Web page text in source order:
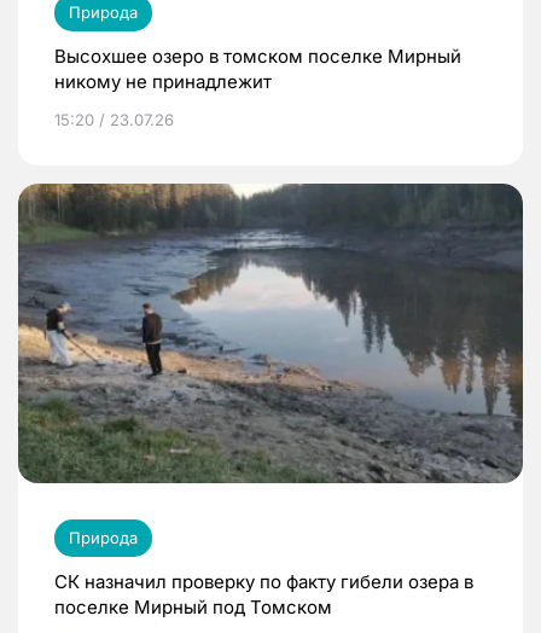
Природа
Высохшее озеро в томском поселке Мирный
никому не принадлежит
15:20 / 23.07.26
Природа
СК назначил проверку по факту гибели озера в
поселке Мирный под Томском